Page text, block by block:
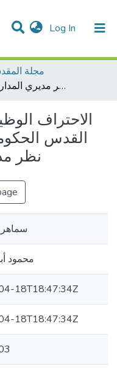
Log In (current)
مجلة
الاحتراف الوظيفي لدى مديري مدارس القدس الحكومية (الضواحي) من وجهة نظر مديري المدارس ومعلميها
الاحتراف
القدس
نظر
محمود
18T18:47:34Z
18T18:47:34Z